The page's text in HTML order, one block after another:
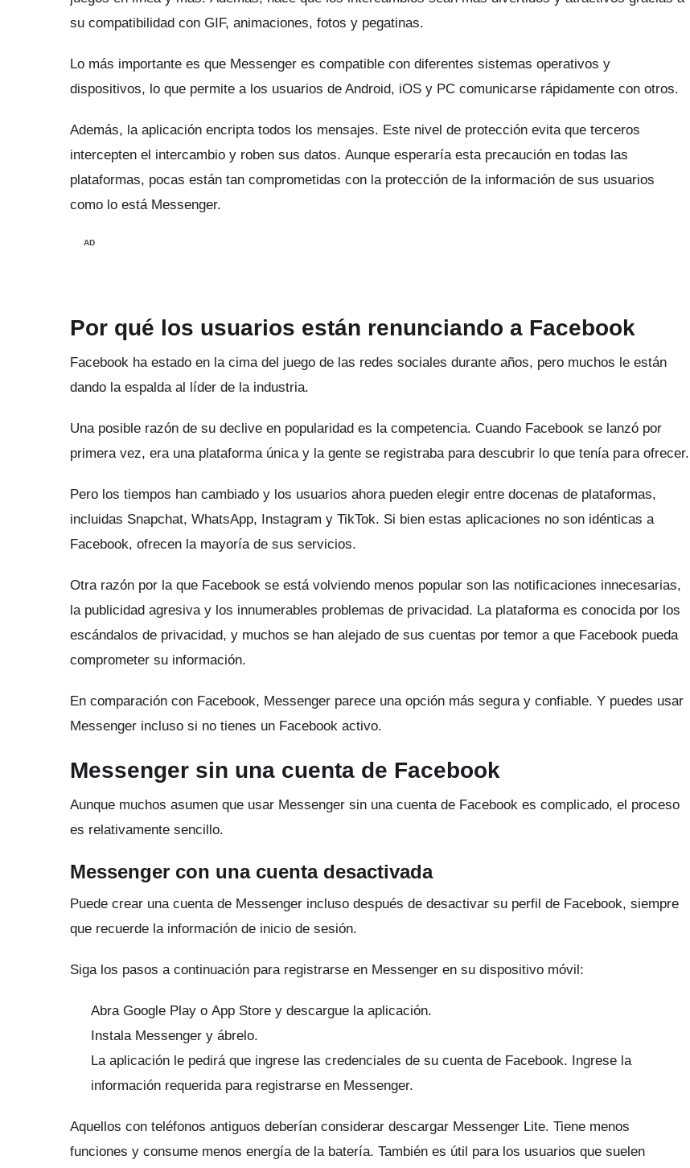
su compatibilidad con GIF, animaciones, fotos y pegatinas.
Lo más importante es que Messenger es compatible con diferentes sistemas operativos y
dispositivos, lo que permite a los usuarios de Android, iOS y PC comunicarse rápidamente con otros.
Además, la aplicación encripta todos los mensajes. Este nivel de protección evita que terceros
intercepten el intercambio y roben sus datos. Aunque esperaría esta precaución en todas las
plataformas, pocas están tan comprometidas con la protección de la información de sus usuarios
como lo está Messenger.
AD
Por qué los usuarios están renunciando a Facebook
Facebook ha estado en la cima del juego de las redes sociales durante años, pero muchos le están
dando la espalda al líder de la industria.
Una posible razón de su declive en popularidad es la competencia. Cuando Facebook se lanzó por
primera vez, era una plataforma única y la gente se registraba para descubrir lo que tenía para ofrecer.
Pero los tiempos han cambiado y los usuarios ahora pueden elegir entre docenas de plataformas,
incluidas Snapchat, WhatsApp, Instagram y TikTok. Si bien estas aplicaciones no son idénticas a
Facebook, ofrecen la mayoría de sus servicios.
Otra razón por la que Facebook se está volviendo menos popular son las notificaciones innecesarias,
la publicidad agresiva y los innumerables problemas de privacidad. La plataforma es conocida por los
escándalos de privacidad, y muchos se han alejado de sus cuentas por temor a que Facebook pueda
comprometer su información.
En comparación con Facebook, Messenger parece una opción más segura y confiable. Y puedes usar
Messenger incluso si no tienes un Facebook activo.
Messenger sin una cuenta de Facebook
Aunque muchos asumen que usar Messenger sin una cuenta de Facebook es complicado, el proceso
es relativamente sencillo.
Messenger con una cuenta desactivada
Puede crear una cuenta de Messenger incluso después de desactivar su perfil de Facebook, siempre
que recuerde la información de inicio de sesión.
Siga los pasos a continuación para registrarse en Messenger en su dispositivo móvil:
Abra Google Play o App Store y descargue la aplicación.
Instala Messenger y ábrelo.
La aplicación le pedirá que ingrese las credenciales de su cuenta de Facebook.
Ingrese la
información requerida para registrarse en Messenger.
Aquellos con teléfonos antiguos deberían considerar descargar Messenger Lite. Tiene menos
funciones y consume menos energía de la batería. También es útil para los usuarios que suelen